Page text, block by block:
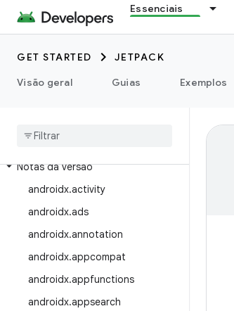
Essenciais
GET STARTED
JETPACK
Visão geral
Guias Exemplos
Notas da versão
androidx.activity
androidx.ads
androidx.annotation
androidx.appcompat
androidx.appfunctions
androidx.appsearch